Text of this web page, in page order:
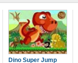
Dino Super Jump